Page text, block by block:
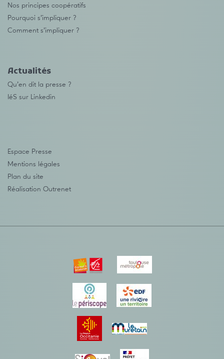
Nos principes coopératifs
Pourquoi s’impliquer ?
Comment s’impliquer ?
Actualités
Qu’en dit la presse ?
IéS sur Linkedin
Espace Presse
Mentions légales
Plan du site
Réalisation Outrenet